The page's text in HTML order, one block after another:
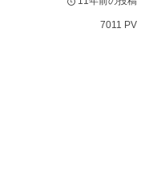
7011 PV